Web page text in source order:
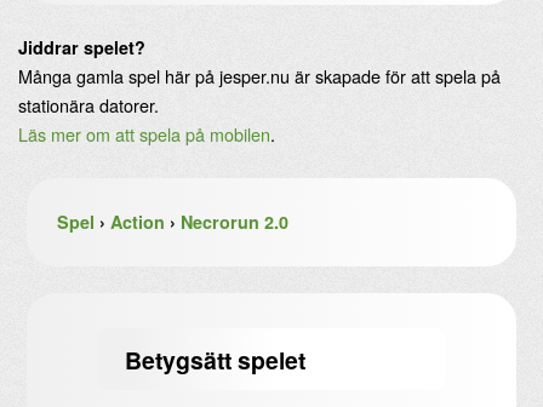
Jiddrar spelet?
Många gamla spel här på jesper.nu är skapade för att spela på
stationära datorer.
Läs mer om att spela på mobilen.
Spel › Action › Necrorun 2.0
Betygsätt spelet